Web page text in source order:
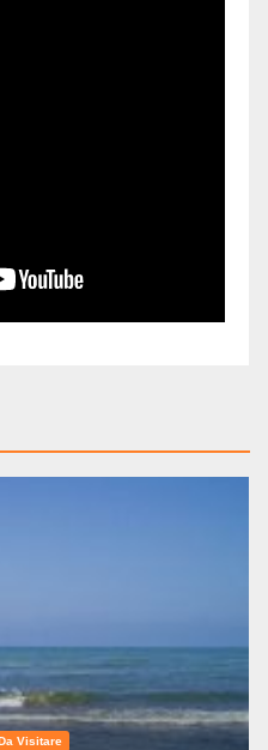
Visitare